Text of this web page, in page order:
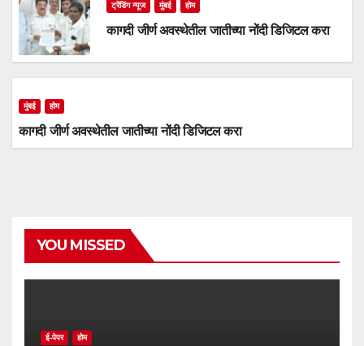
ट्रेंडिंग न्यूज मुंबई होम
कागदी जीर्ण अवस्थेतील जातीच्या नोंदी डिजिटल करा
मुंबई होम
कागदी जीर्ण अवस्थेतील जातीच्या नोंदी डिजिटल करा
YOU MISSED
ई-पेपर होम